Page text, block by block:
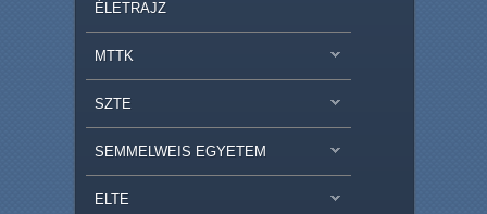
ÉLETRAJZ
MTTK
SZTE
SEMMELWEIS EGYETEM
ELTE